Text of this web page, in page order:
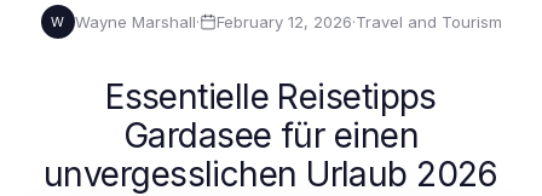
W Wayne Marshall· February 12, 2026·Travel and Tourism
Essentielle Reisetipps
Gardasee für einen
unvergesslichen Urlaub 2026